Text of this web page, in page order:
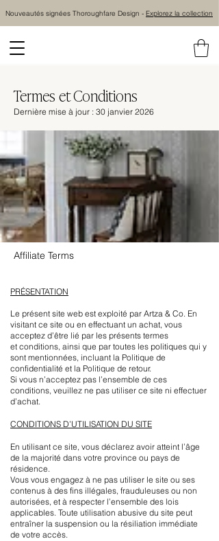
Nouveautés signées Thoroughfare Design - Explorez la collection
Termes et Conditions
Dernière mise à jour : 30 janvier 2026
Affiliate Terms
PRÉSENTATION
Le présent site web est exploité par Artza & Co. En
visitant ce site ou en effectuant un achat, vous
acceptez d’être lié par les présents termes
et conditions, ainsi que par toutes les politiques qui y
sont mentionnées, incluant la Politique de
confidentialité et la Politique de retour.
Si vous n’acceptez pas l’ensemble de ces
conditions, veuillez ne pas utiliser ce site ni effectuer
d’achat.
CONDITIONS D’UTILISATION DU SITE
En utilisant ce site, vous déclarez avoir atteint l’âge
de la majorité dans votre province ou pays de
résidence.
Vous vous engagez à ne pas utiliser le site ou ses
contenus à des fins illégales, frauduleuses ou non
autorisées, et à respecter l’ensemble des lois
applicables. Toute utilisation abusive du site peut
entraîner la suspension ou la résiliation immédiate
de votre accès.